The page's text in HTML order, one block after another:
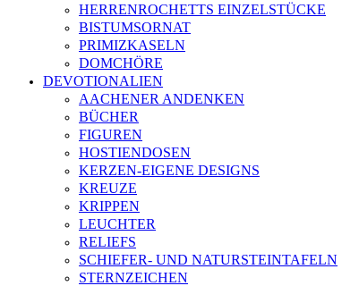
HERRENROCHETTS EINZELSTÜCKE
BISTUMSORNAT
PRIMIZKASELN
DOMCHÖRE
DEVOTIONALIEN
AACHENER ANDENKEN
BÜCHER
FIGUREN
HOSTIENDOSEN
KERZEN-EIGENE DESIGNS
KREUZE
KRIPPEN
LEUCHTER
RELIEFS
SCHIEFER- UND NATURSTEINTAFELN
STERNZEICHEN